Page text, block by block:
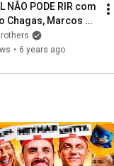
NÃO PODE RIR com
Chagas, Marcos
D'Aulizio e
• 6 years ago